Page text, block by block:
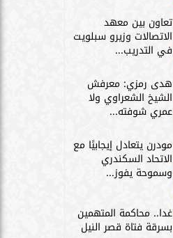
تعاون بين معهد
الاتصالات وزيرو سبلويت
في التدريب...
هدى رمزي: معرفش
الشيخ الشعراوي ولا
عمري شوفته...
مودرن يتعادل إيجابيًا مع
الاتحاد السكندري
وسموحة يفوز...
غدا.. محاكمة المتهمين
بسرقة فتاة قصر النيل